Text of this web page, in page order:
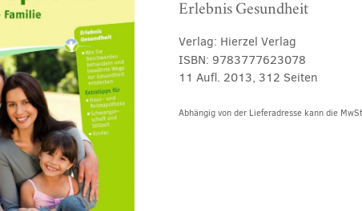
Erlebnis Gesundheit
Verlag: Hierzel Verlag
ISBN: 9783777623078
11 Aufl. 2013, 312 Seiten
Abhängig von der Lieferadresse kann die